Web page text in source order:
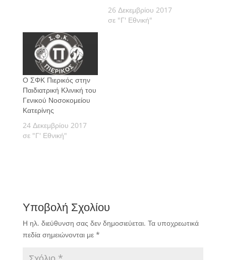
26 Δεκεμβρίου 2017
σε "Γ' Εθνική"
Ο ΣΦΚ Πιερικός στην
Παιδιατρική Κλινική του
Γενικού Νοσοκομείου
Κατερίνης
24 Δεκεμβρίου 2017
σε "Γ' Εθνική"
Υποβολή Σχολίου
Η ηλ. διεύθυνση σας δεν δημοσιεύεται. Τα υποχρεωτικά
πεδία σημειώνονται με *